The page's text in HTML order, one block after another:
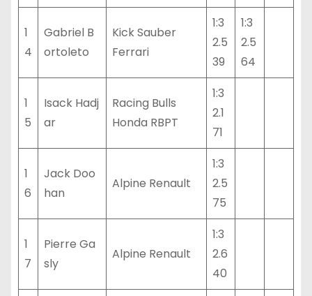
1
4
Gabriel B
ortoleto
Kick Sauber
Ferrari
1:3
2.5
39
1:3
2.5
64
1
5
Isack Hadj
ar
Racing Bulls
Honda RBPT
1:3
2.1
71
1
6
Jack Doo
han
Alpine Renault
1:3
2.5
75
1
7
Pierre Ga
sly
Alpine Renault
1:3
2.6
40